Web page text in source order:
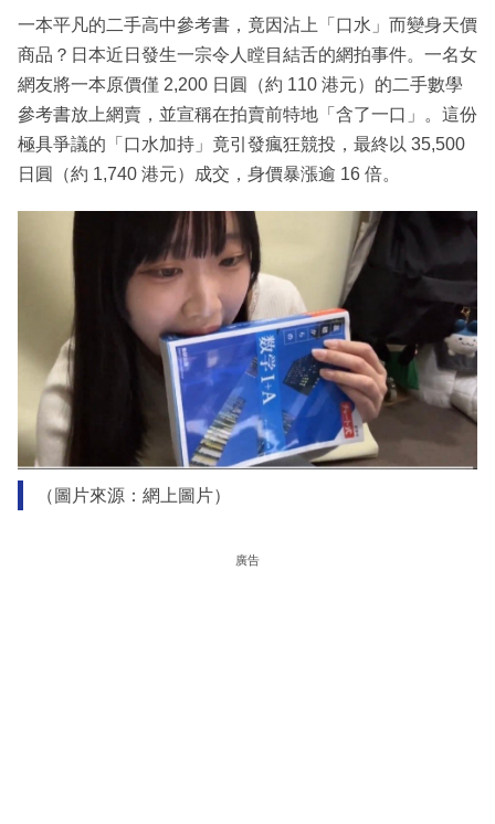
一本平凡的二手高中參考書，竟因沾上「口水」而變身天價
商品？日本近日發生一宗令人瞠目結舌的網拍事件。一名女
網友將一本原價僅 2,200 日圓（約 110 港元）的二手數學
參考書放上網賣，並宣稱在拍賣前特地「含了一口」。這份
極具爭議的「口水加持」竟引發瘋狂競投，最終以 35,500
日圓（約 1,740 港元）成交，身價暴漲逾 16 倍。
（圖片來源：網上圖片）
廣告